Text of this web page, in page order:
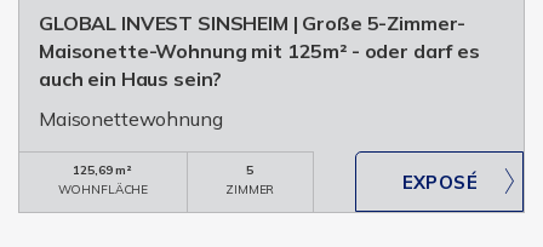
GLOBAL INVEST SINSHEIM | Große 5-Zimmer-
Maisonette-Wohnung mit 125m² - oder darf es
auch ein Haus sein?
Maisonettewohnung
125,69 m²
WOHNFLÄCHE
5
ZIMMER